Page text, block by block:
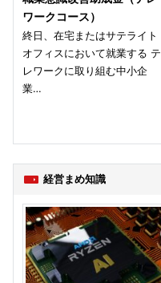
ワークコース）
終日、在宅またはサテライト
オフィスにおいて就業する テ
レワークに取り組む中小企
業…
経営まめ知識